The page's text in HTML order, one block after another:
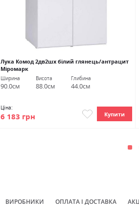
Лука Комод 2дв2шх білий глянець/антрацит
Міромарк
Ширина
90.0см
Висота
88.0см
Глибина
44.0см
Ціна:
6 183 грн Купити
ВИРОБНИКИ ОПЛАТА І ДОСТАВКА